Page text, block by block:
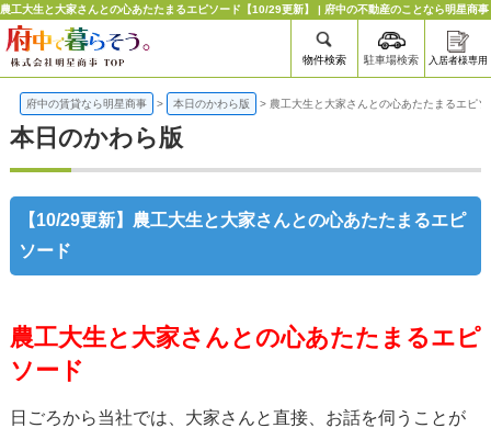
農工大生と大家さんとの心あたたまるエピソード【10/29更新】 | 府中の不動産のことなら明星商事
物件検索 駐車場検索 入居者様専用
府中の賃貸なら明星商事 > 本日のかわら版 > 農工大生と大家さんとの心あたたまるエピソ
本日のかわら版
【10/29更新】農工大生と大家さんとの心あたたまるエピ
ソード
農工大生と大家さんとの心あたたまるエピ
ソード
日ごろから当社では、大家さんと直接、お話を伺うことが